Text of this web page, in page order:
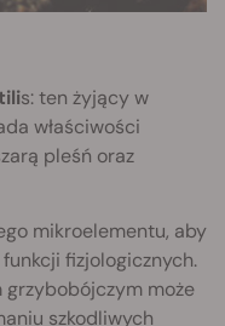
s: ten żyjący w
właściwości
pleśń oraz
mikroelementu, aby
fizjologicznych.
grzybobójczym może
szkodliwych